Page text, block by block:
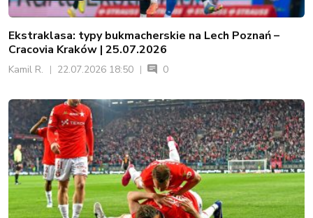
Ekstraklasa: typy bukmacherskie na Lech Poznań –
Cracovia Kraków | 25.07.2026
Kamil R. 22.07.2026 18:50 0